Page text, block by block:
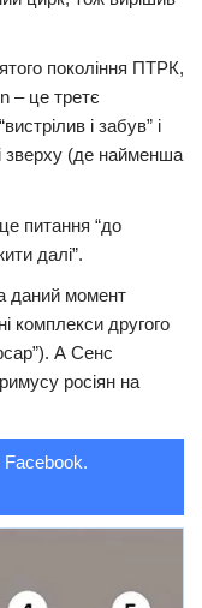
покоління ПТРК,
– це третє
і забув” і
зверху (де найменша
питання “до
далі”.
даний момент
комплекси другого
А Сенс
росіян на
Facebook.